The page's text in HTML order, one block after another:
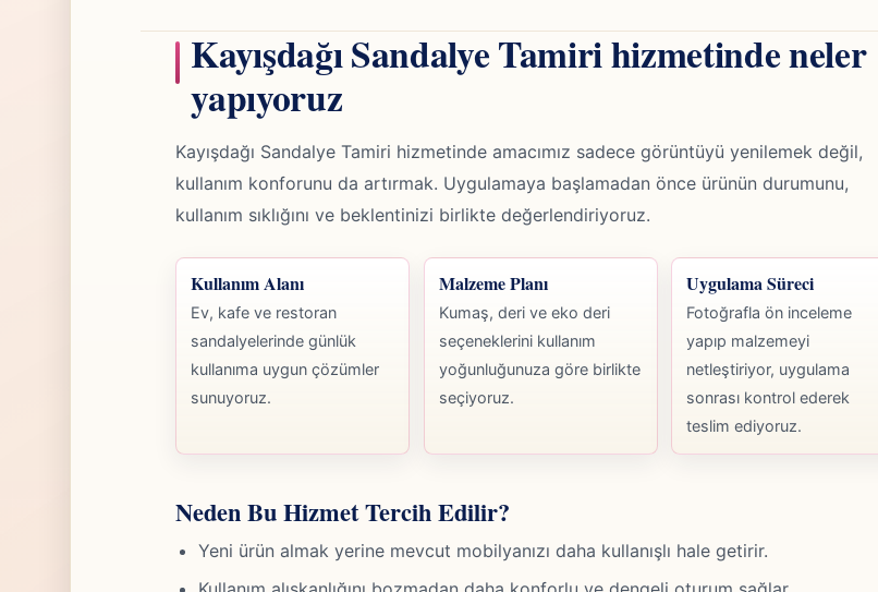
Kayışdağı Sandalye Tamiri hizmetinde neler
yapıyoruz
Kayışdağı Sandalye Tamiri hizmetinde amacımız sadece görüntüyü yenilemek değil,
kullanım konforunu da artırmak. Uygulamaya başlamadan önce ürünün durumunu,
kullanım sıklığını ve beklentinizi birlikte değerlendiriyoruz.
Kullanım Alanı
Ev, kafe ve restoran
sandalyelerinde günlük
kullanıma uygun çözümler
sunuyoruz.
Malzeme Planı
Kumaş, deri ve eko deri
seçeneklerini kullanım
yoğunluğunuza göre birlikte
seçiyoruz.
Uygulama Süreci
Fotoğrafla ön inceleme
yapıp malzemeyi
netleştiriyor, uygulama
sonrası kontrol ederek
teslim ediyoruz.
Neden Bu Hizmet Tercih Edilir?
Yeni ürün almak yerine mevcut mobilyanızı daha kullanışlı hale getirir.